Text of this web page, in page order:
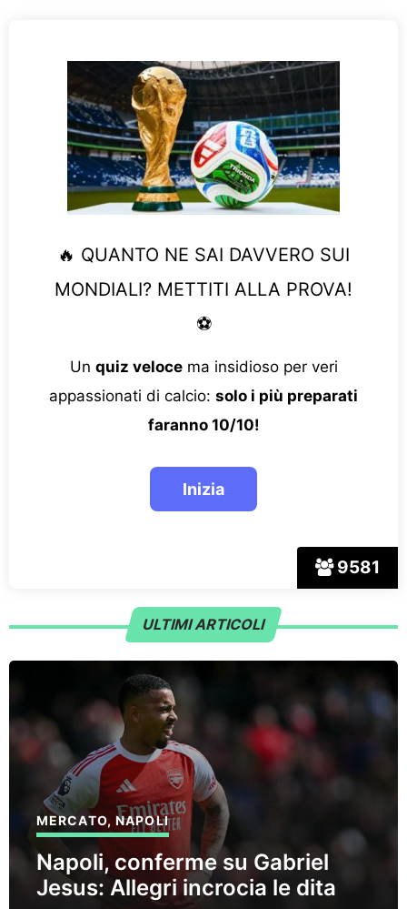
9581
🔥 QUANTO NE SAI DAVVERO SUI
MONDIALI? METTITI ALLA PROVA!
⚽
Un quiz velocema insidioso per veri
appassionati di calcio: solo i più preparati
faranno 10/10!
ULTIMI ARTICOLI
MERCATO,NAPOLI
Napoli, conferme su Gabriel
Jesus: Allegri incrocia le dita